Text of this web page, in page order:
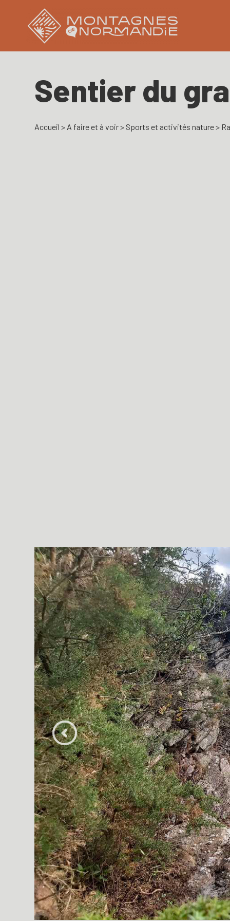
Sentier du
Accueil > A faire et à voir> Sports et activités nature>